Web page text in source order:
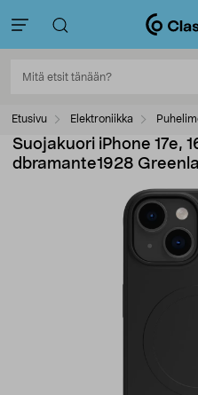
Etusivu Elektroniikka
Suojakuori iPhone 17e,
dbramante1928